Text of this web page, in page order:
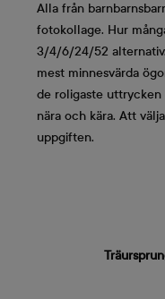
Alla från
fotokollage. Hur
3/4/6/24/52
mest minnesvärda
de roligaste uttrycken
nära och kära. Att
uppgiften.